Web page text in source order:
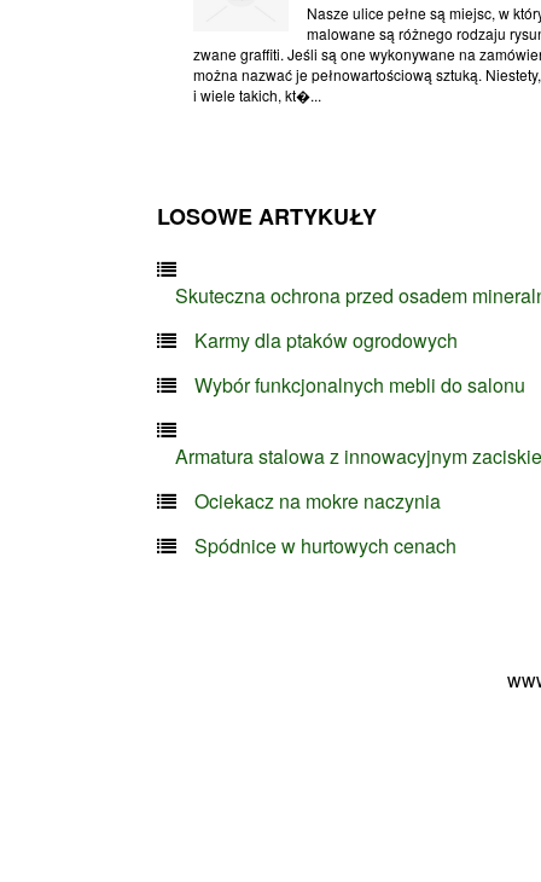
Nasze ulice pełne są miejsc, w
malowane są różnego rodzaju
zwane graffiti. Jeśli są one wykonywane na
można nazwać je pełnowartościową sztuką.
i wiele takich, kt�...
LOSOWE ARTYKUŁY
Skuteczna ochrona przed osadem
Karmy dla ptaków ogrodowych
Wybór funkcjonalnych mebli do salonu
Armatura stalowa z innowacyjnym
Ociekacz na mokre naczynia
Spódnice w hurtowych cenach